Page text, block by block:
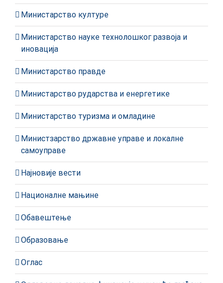
Министарство културе
Министарство науке технолошког развоја и
иновација
Министарство правде
Министарство рударства и енергетике
Министарство туризма и омладине
Министзарство државне управе и локалне
самоуправе
Најновије вести
Националне мањине
Обавештење
Образовање
Оглас